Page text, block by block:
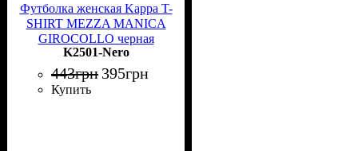
Футболка женская Kappa T-
SHIRT MEZZA MANICA
GIROCOLLO черная
K2501 Nero
K2501-Nero
443грн 395грн
Купить